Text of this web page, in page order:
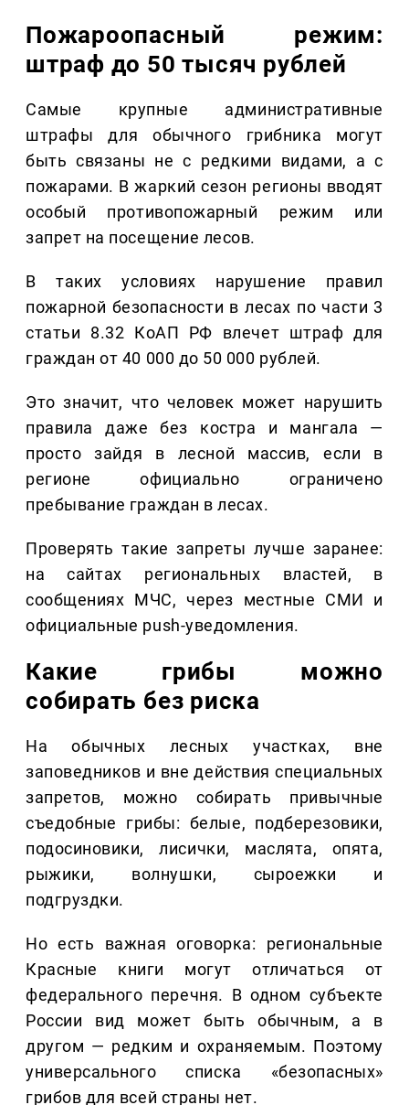
Пожароопасный режим:
штраф до 50 тысяч рублей
Самые крупные административные
штрафы для обычного грибника могут
быть связаны не с редкими видами, а с
пожарами. В жаркий сезон регионы вводят
особый противопожарный режим или
запрет на посещение лесов.
В таких условиях нарушение правил
пожарной безопасности в лесах по части 3
статьи 8.32 КоАП РФ влечет штраф для
граждан от 40 000 до 50 000 рублей.
Это значит, что человек может нарушить
правила даже без костра и мангала —
просто зайдя в лесной массив, если в
регионе официально ограничено
пребывание граждан в лесах.
Проверять такие запреты лучше заранее:
на сайтах региональных властей, в
сообщениях МЧС, через местные СМИ и
официальные push-уведомления.
Какие грибы можно
собирать без риска
На обычных лесных участках, вне
заповедников и вне действия специальных
запретов, можно собирать привычные
съедобные грибы: белые, подберезовики,
подосиновики, лисички, маслята, опята,
рыжики, волнушки, сыроежки и
подгруздки.
Но есть важная оговорка: региональные
Красные книги могут отличаться от
федерального перечня. В одном субъекте
России вид может быть обычным, а в
другом — редким и охраняемым. Поэтому
универсального списка «безопасных»
грибов для всей страны нет.